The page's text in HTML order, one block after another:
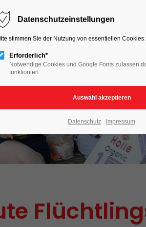
HOME LIVE TO LOVE
Datenschutzeinstellungen
stimmen Sie der Nutzung von essentiellen Cookies
Erforderlich*
Notwendige Cookies und Google Fonts zulassen
funktioniert
Datenschutz Impressum